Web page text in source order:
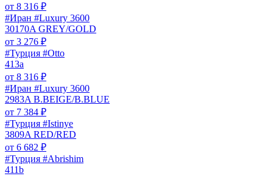
от 8 316 ₽
#Иран #Luxury 3600
30170A GREY/GOLD
от 3 276 ₽
#Турция #Otto
413a
от 8 316 ₽
#Иран #Luxury 3600
2983A B.BEIGE/B.BLUE
от 7 384 ₽
#Турция #Istinye
3809A RED/RED
от 6 682 ₽
#Турция #Abrishim
411b